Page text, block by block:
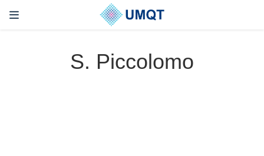
S. Piccolomo